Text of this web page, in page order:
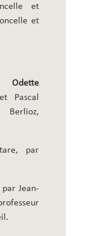
et
et
Odette
Pascal
Berlioz,
par
Jean-